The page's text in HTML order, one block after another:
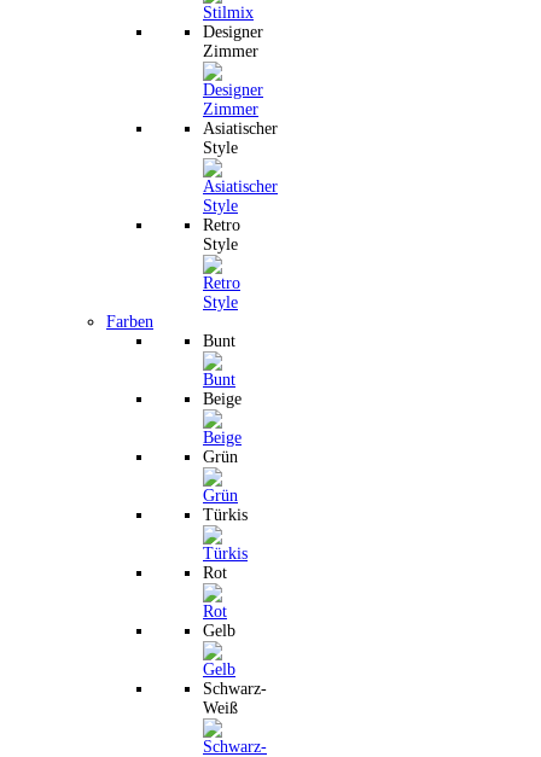
Designer
Zimmer
Asiatischer
Style
Retro
Style
Farben
Bunt
Beige
Grün
Türkis
Rot
Gelb
Schwarz-
Weiß